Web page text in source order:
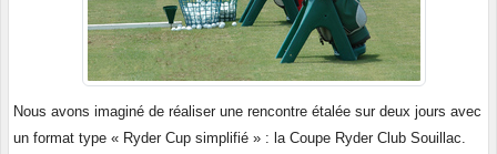
Nous avons imaginé de réaliser une rencontre étalée sur deux jours avec
un format type « Ryder Cup simplifié » : la Coupe Ryder Club Souillac.